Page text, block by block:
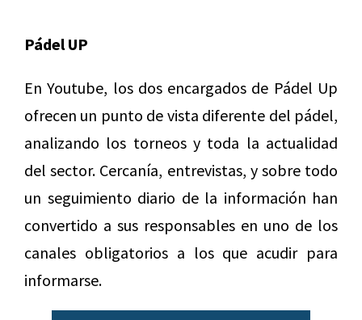
Pádel UP
En Youtube, los dos encargados de Pádel Up
ofrecen un punto de vista diferente del pádel,
analizando los torneos y toda la actualidad
del sector. Cercanía, entrevistas, y sobre todo
un seguimiento diario de la información han
convertido a sus responsables en uno de los
canales obligatorios a los que acudir para
informarse.